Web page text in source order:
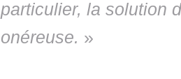
particulier, la solution
onéreuse. »